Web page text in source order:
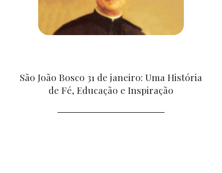
São João Bosco 31 de janeiro: Uma História
de Fé, Educação e Inspiração